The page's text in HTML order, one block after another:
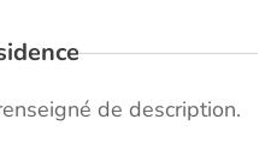
de description.